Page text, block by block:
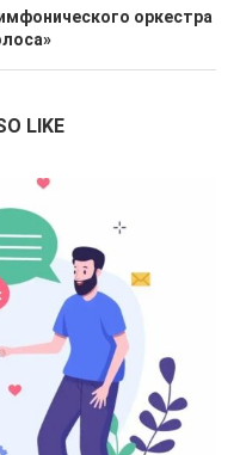
оркестра
LIKE